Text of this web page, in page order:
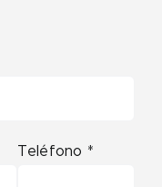
Teléfono *